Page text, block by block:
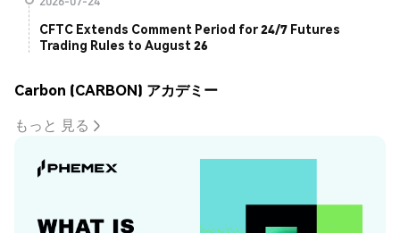
CFTC Extends Comment Period for 24/7 Futures
Trading Rules to August 26
Carbon (CARBON) アカデミー
もっと 見る